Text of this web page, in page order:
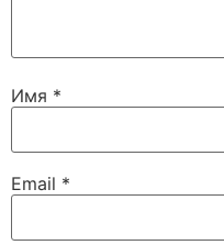
Имя *
Email *